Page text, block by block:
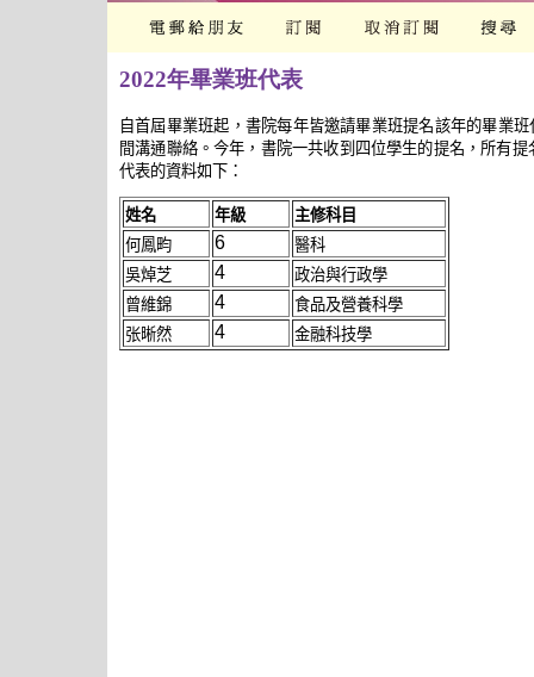
2022年畢業班代表
自首屆畢業班起，書院每年皆邀請畢業班提名該年的畢業
間溝通聯絡。今年，書院一共收到四位學生的提名，所有
代表的資料如下：
姓名 年級 主修科目
何鳳畇
6
醫科
吳焯芝
4
政治與行政學
曾維錦
4
食品及營養科學
张晰然
4 金融科技學